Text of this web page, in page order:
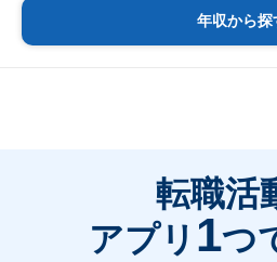
年収から探
転職活
アプリ 1つ